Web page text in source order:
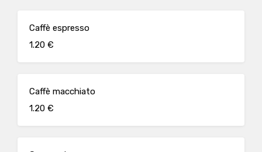
Caffè espresso
1.20 €
Caffè macchiato
1.20 €